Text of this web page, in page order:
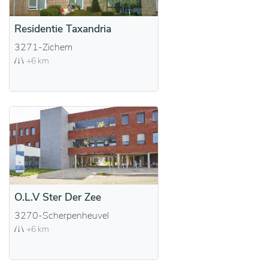
Residentie Taxandria
3271-Zichem
+6 km
O.L.V Ster Der Zee
3270-Scherpenheuvel
+6 km